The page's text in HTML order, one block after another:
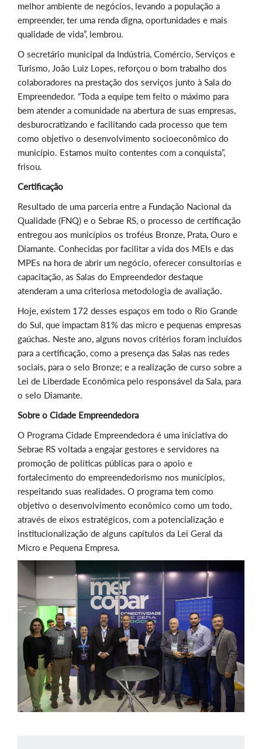
melhor ambiente de negócios, levando a população a
empreender, ter uma renda digna, oportunidades e mais
qualidade de vida”, lembrou.
O secretário municipal da Indústria, Comércio, Serviços e
Turismo, João Luiz Lopes, reforçou o bom trabalho dos
colaboradores na prestação dos serviços junto à Sala do
Empreendedor. “Toda a equipe tem feito o máximo para
bem atender a comunidade na abertura de suas empresas,
desburocratizando e facilitando cada processo que tem
como objetivo o desenvolvimento socioeconômico do
município. Estamos muito contentes com a conquista”,
frisou.
Certificação
Resultado de uma parceria entre a Fundação Nacional da
Qualidade (FNQ) e o Sebrae RS, o processo de certificação
entregou aos municípios os troféus Bronze, Prata, Ouro e
Diamante. Conhecidas por facilitar a vida dos MEIs e das
MPEs na hora de abrir um negócio, oferecer consultorias e
capacitação, as Salas do Empreendedor destaque
atenderam a uma criteriosa metodologia de avaliação.
Hoje, existem 172 desses espaços em todo o Rio Grande
do Sul, que impactam 81% das micro e pequenas empresas
gaúchas. Neste ano, alguns novos critérios foram incluídos
para a certificação, como a presença das Salas nas redes
sociais, para o selo Bronze; e a realização de curso sobre a
Lei de Liberdade Econômica pelo responsável da Sala, para
o selo Diamante.
Sobre o Cidade Empreendedora
O Programa Cidade Empreendedora é uma iniciativa do
Sebrae RS voltada a engajar gestores e servidores na
promoção de políticas públicas para o apoio e
fortalecimento do empreendedorismo nos municípios,
respeitando suas realidades. O programa tem como
objetivo o desenvolvimento econômico como um todo,
através de eixos estratégicos, com a potencialização e
institucionalização de alguns capítulos da Lei Geral da
Micro e Pequena Empresa.